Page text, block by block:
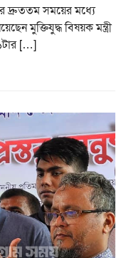
দ্রুততম সময়ের মধ্যে
মুক্তিযুদ্ধ বিষয়ক মন্ত্রী
[…]